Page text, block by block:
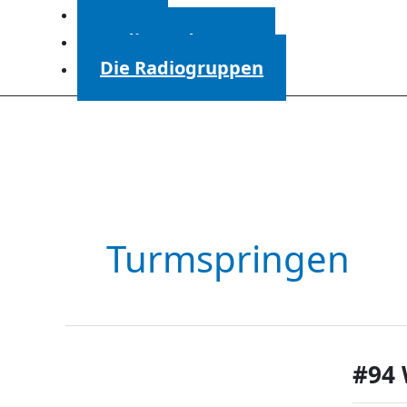
Radiosendungen
Die Radiogruppen
Turmspringen
#94